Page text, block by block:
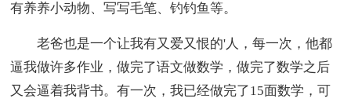
有养养小动物、写写毛笔、钓钓鱼等。
老爸也是一个让我有又爱又恨的'人，每一次，他都
逼我做许多作业，做完了语文做数学，做完了数学之后
又会逼着我背书。有一次，我已经做完了15面数学，可